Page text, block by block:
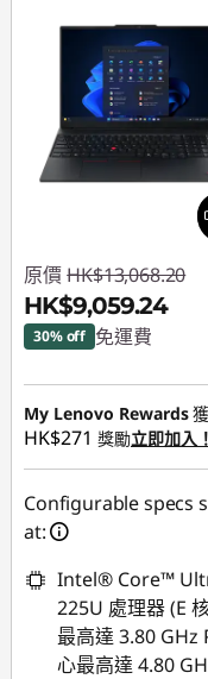
原價 HK$13,068.20
HK$9,059.24
30% off 免運費
即省 :-
或者
eCoupon Savings
HK$4,008.96
*Savings cannot
combined
使用優惠券 :
THINKAUG
My Lenovo Rewards
HK$271 獎勵立即加入！
Configurable specs
at:
Intel® Core™
225U 處理器 (E
最高達 3.80 GHz
心最高達 4.80